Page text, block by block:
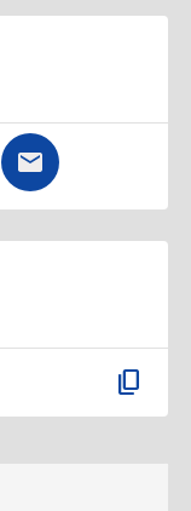
content_copy